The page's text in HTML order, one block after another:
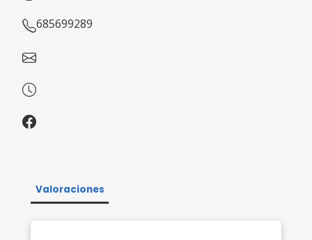
685699289
Valoraciones